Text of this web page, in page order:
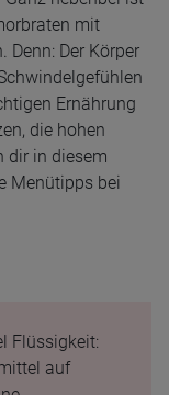
mit
Denn: Der Körper
Ernährung
die hohen
dir in diesem
Menütipps bei
Flüssigkeit:
auf